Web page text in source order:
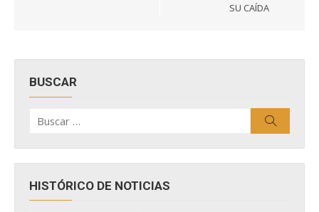
SU CAÍDA
BUSCAR
por:
HISTÓRICO DE NOTICIAS